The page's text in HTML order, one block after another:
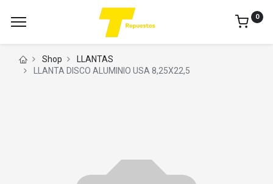
0
Shop
LLANTAS
LLANTA DISCO ALUMINIO USA 8,25X22,5